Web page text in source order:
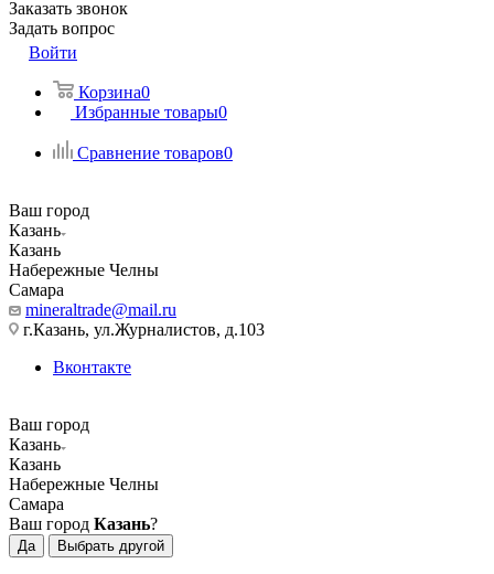
Заказать звонок
Задать вопрос
Войти
Корзина0
Избранные товары0
Сравнение товаров0
Ваш город
Казань
Казань
Набережные Челны
Самара
mineraltrade@mail.ru
г.Казань, ул.Журналистов, д.103
Вконтакте
Ваш город
Казань
Казань
Набережные Челны
Самара
Ваш город Казань?
Да Выбрать другой